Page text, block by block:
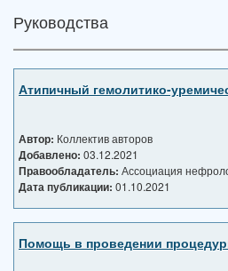
Руководства
Атипичный гемолитико-
Автор: Коллектив авторов
Добавлено: 03.12.2021
Правообладатель: Ассоциация
Дата публикации: 01.10.2021
Помощь в проведении